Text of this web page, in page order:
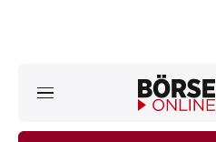
ktuelle Ausgabe